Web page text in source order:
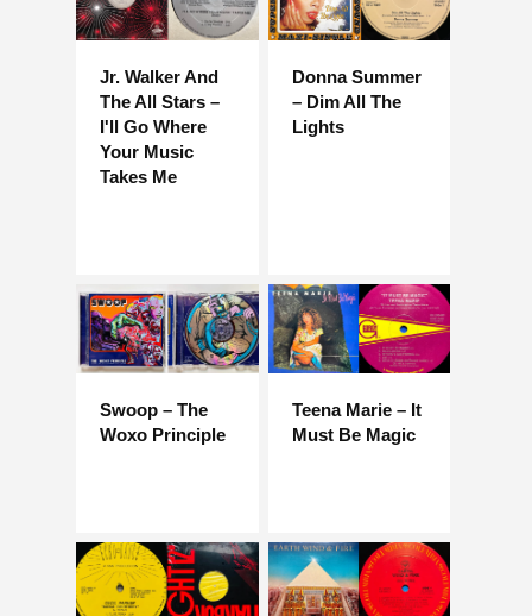
Jr. Walker And
The All Stars –
I'll Go Where
Your Music
Takes Me
Donna Summer
– Dim All The
Lights
Swoop – The
Woxo Principle
Teena Marie – It
Must Be Magic